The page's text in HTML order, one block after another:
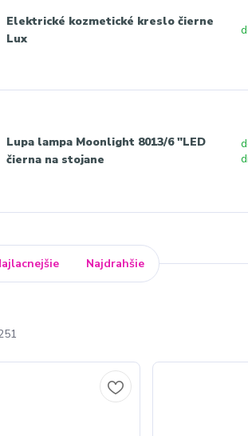
Elektrické kozmetické kreslo čierne
Lux
Lupa lampa Moonlight 8013/6 "LED
čierna na stojane
Najdrahšie